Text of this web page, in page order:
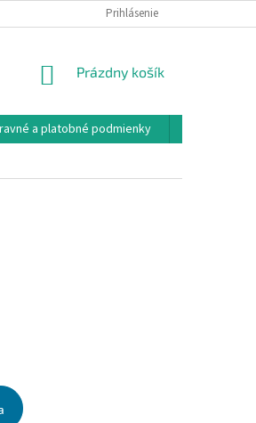
Prihlásenie
NÁKUPNÝ
Prázdny košík
a platobné podmienky